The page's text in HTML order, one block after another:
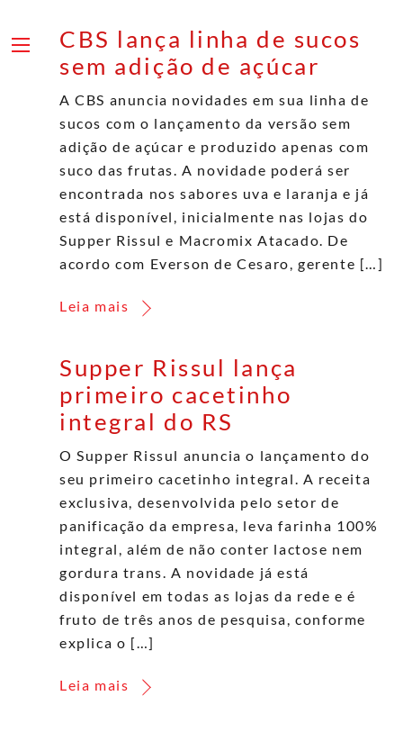
to
content
Menu
CBS lança linha de sucos
sem adição de açúcar
A CBS anuncia novidades em sua linha de
sucos com o lançamento da versão sem
adição de açúcar e produzido apenas com
suco das frutas. A novidade poderá ser
encontrada nos sabores uva e laranja e já
está disponível, inicialmente nas lojas do
Supper Rissul e Macromix Atacado. De
acordo com Everson de Cesaro, gerente […]
Leia mais
Supper Rissul lança
primeiro cacetinho
integral do RS
O Supper Rissul anuncia o lançamento do
seu primeiro cacetinho integral. A receita
exclusiva, desenvolvida pelo setor de
panificação da empresa, leva farinha 100%
integral, além de não conter lactose nem
gordura trans. A novidade já está
disponível em todas as lojas da rede e é
fruto de três anos de pesquisa, conforme
explica o […]
Leia mais